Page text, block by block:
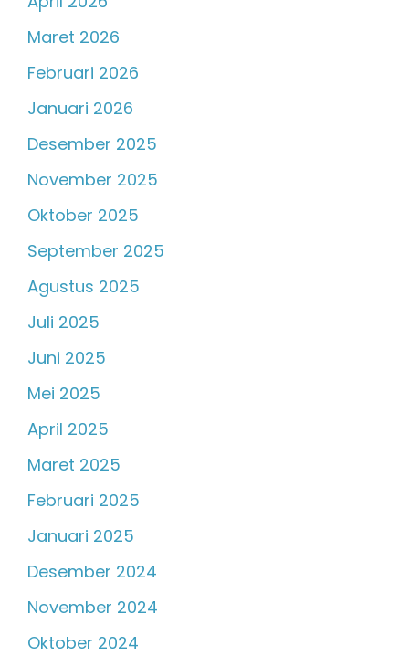
Maret 2026
Februari 2026
Januari 2026
Desember 2025
November 2025
Oktober 2025
September 2025
Agustus 2025
Juli 2025
Juni 2025
Mei 2025
April 2025
Maret 2025
Februari 2025
Januari 2025
Desember 2024
November 2024
Oktober 2024